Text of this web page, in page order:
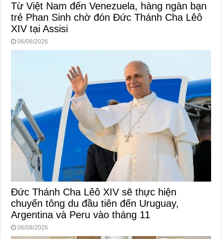
Từ Việt Nam đến Venezuela, hàng ngàn bạn
trẻ Phan Sinh chờ đón Đức Thánh Cha Lêô
XIV tại Assisi
06/08/2026
Đức Thánh Cha Lêô XIV sẽ thực hiện
chuyến tông du đầu tiên đến Uruguay,
Argentina và Peru vào tháng 11
06/08/2026